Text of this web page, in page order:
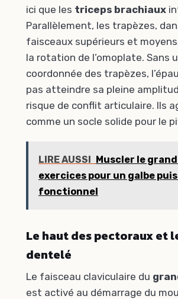
ici que les triceps brachiaux
Parallèlement, les trapèzes,
faisceaux supérieurs et
la rotation de l’omoplate. Sans
coordonnée des trapèzes,
pas atteindre sa pleine
risque de conflit articulaire. Ils
comme un socle solide pour le
LIRE AUSSI
Muscler le
exercices pour un galbe
fonctionnel
Le haut des pectoraux et
dentelé
Le faisceau claviculaire du
est activé au démarrage du